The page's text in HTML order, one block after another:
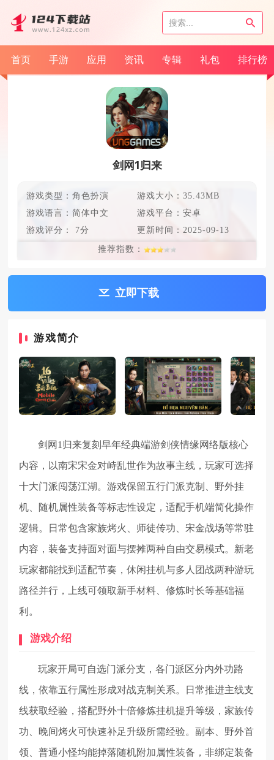
首页 手游 应用 资讯 专辑 礼包 排行榜
剑网1归来
游戏类型：角色扮演
游戏大小：35.43MB
游戏语言： 简体中文
游戏平台：安卓
游戏评分： 7分 更新时间： 2025-09-13
推荐指数：
立即下载
游戏简介
剑网1归来复刻早年经典端游剑侠情缘网络版核心
内容，以南宋宋金对峙乱世作为故事主线，玩家可选择
十大门派闯荡江湖。游戏保留五行门派克制、野外挂
机、随机属性装备等标志性设定，适配手机端简化操作
逻辑。日常包含家族烤火、师徒传功、宋金战场等常驻
内容，装备支持面对面与摆摊两种自由交易模式。新老
玩家都能找到适配节奏，休闲挂机与多人团战两种游玩
路径并行，上线可领取新手材料、修炼时长等基础福
利。
游戏介绍
玩家开局可自选门派分支，各门派区分内外功路
线，依靠五行属性形成对战克制关系。日常推进主线支
线获取经验，搭配野外十倍修炼挂机提升等级，家族传
功、晚间烤火可快速补足升级所需经验。副本、野外首
领、普通小怪均能掉落随机附加属性装备，非绑定装备